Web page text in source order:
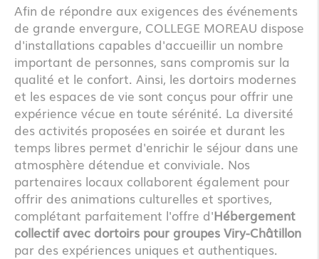
Afin de répondre aux exigences des événements
de grande envergure, COLLEGE MOREAU dispose
d'installations capables d'accueillir un nombre
important de personnes, sans compromis sur la
qualité et le confort. Ainsi, les dortoirs modernes
et les espaces de vie sont conçus pour offrir une
expérience vécue en toute sérénité. La diversité
des activités proposées en soirée et durant les
temps libres permet d'enrichir le séjour dans une
atmosphère détendue et conviviale. Nos
partenaires locaux collaborent également pour
offrir des animations culturelles et sportives,
complétant parfaitement l'offre d'Hébergement
collectif avec dortoirs pour groupes Viry-Châtillon
par des expériences uniques et authentiques.